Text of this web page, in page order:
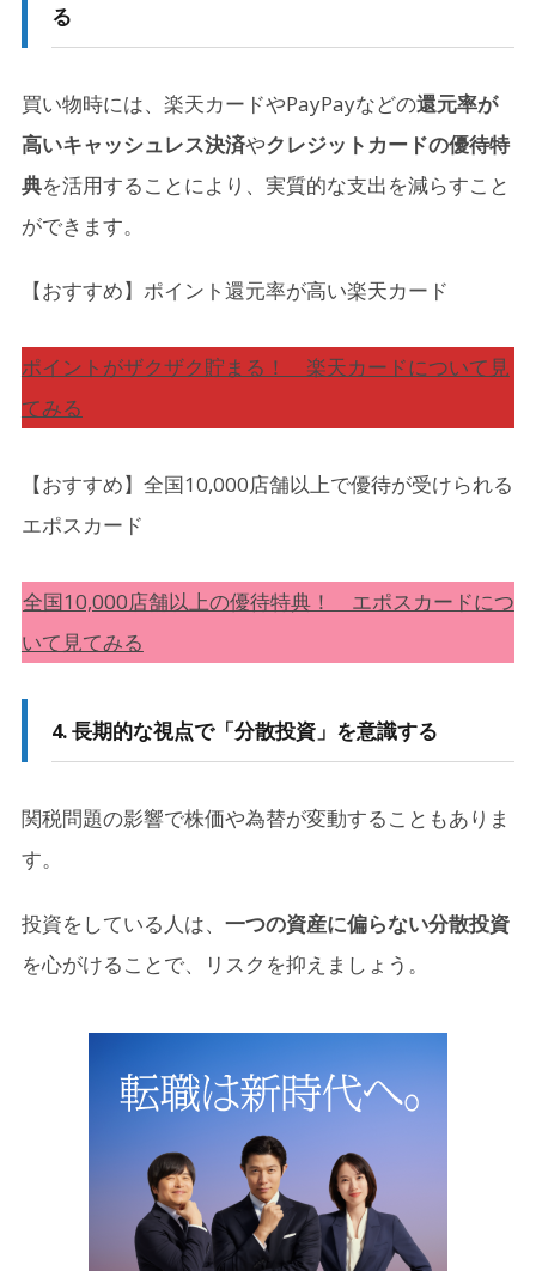
る
買い物時には、楽天カードやPayPayなどの還元率が
高いキャッシュレス決済やクレジットカードの優待特
典を活用することにより、実質的な支出を減らすこと
ができます。
【おすすめ】ポイント還元率が高い楽天カード
ポイントがザクザク貯まる！ 楽天カードについて見
てみる
【おすすめ】全国10,000店舗以上で優待が受けられる
エポスカード
全国10,000店舗以上の優待特典！ エポスカードにつ
いて見てみる
4. 長期的な視点で「分散投資」を意識する
関税問題の影響で株価や為替が変動することもありま
す。
投資をしている人は、 一つの資産に偏らない分散投資
を心がけることで、リスクを抑えましょう。